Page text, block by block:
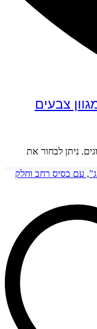
צבעים
ניתן לבחור את